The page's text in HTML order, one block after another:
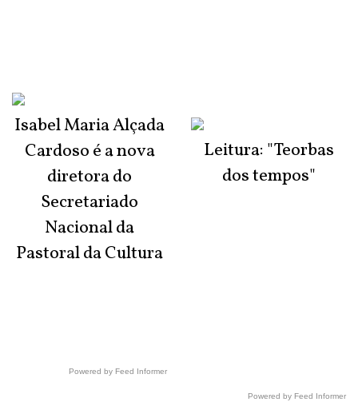
Isabel Maria Alçada
Cardoso é a nova
diretora do
Secretariado
Nacional da
Pastoral da Cultura
Powered by Feed Informer
Leitura: "Teorbas
dos tempos"
Powered by Feed Informer